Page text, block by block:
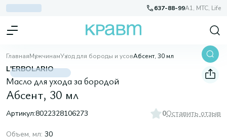
637-88-99A1, МТС, Life
ГлавнаяМужчинамУход для бороды и усовАбсент, 30 мл
L'ERBOLARIO
Масло для ухода за бородой
Абсент, 30 мл
Артикул:8022328106273 0Оставить отзыв
Объем, мл: 30